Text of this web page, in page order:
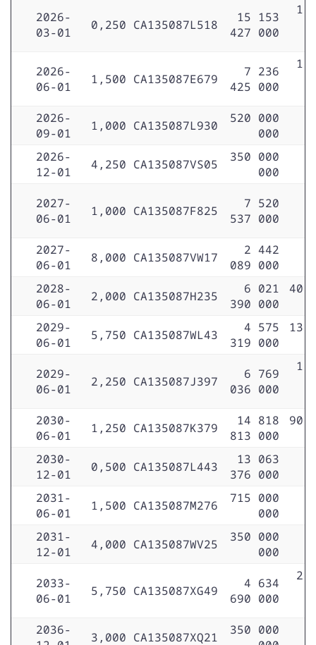
2026-
03-01
0,250 CA135087L518
15 153
427 000
1
2026-
06-01
1,500 CA135087E679
7 236
425 000
1
2026-
09-01
1,000 CA135087L930
520 000
000
2026-
12-01
4,250 CA135087VS05
350 000
000
2027-
06-01
1,000 CA135087F825
7 520
537 000
2027-
06-01
8,000 CA135087VW17
2 442
089 000
2028-
06-01
2,000 CA135087H235
6 021
390 000
40
2029-
06-01
5,750 CA135087WL43
4 575
319 000
13
2029-
06-01
2,250 CA135087J397
6 769
036 000
1
2030-
06-01
1,250 CA135087K379
14 818
813 000
90
2030-
12-01
0,500 CA135087L443
13 063
376 000
2031-
06-01
1,500 CA135087M276
715 000
000
2031-
12-01
4,000 CA135087WV25
350 000
000
2033-
06-01
5,750 CA135087XG49
4 634
690 000
2
2036-
3,000 CA135087XQ21
350 000